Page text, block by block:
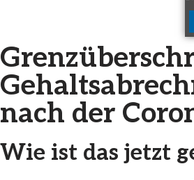
nach der
Wie ist das jetzt